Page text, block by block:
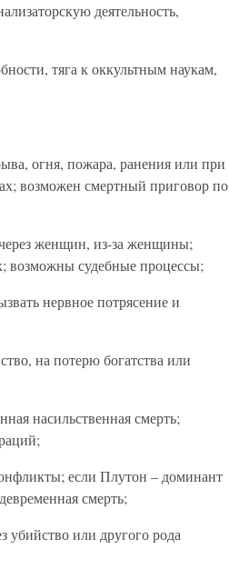
деятельность,
тяга к оккультным наукам,
огня, пожара, ранения или при
возможен смертный приговор по
женщин, из-за женщины;
возможны судебные процессы;
нервное потрясение и
на потерю богатства или
насильственная смерть;
если Плутон – доминант
смерть;
убийство или другого рода